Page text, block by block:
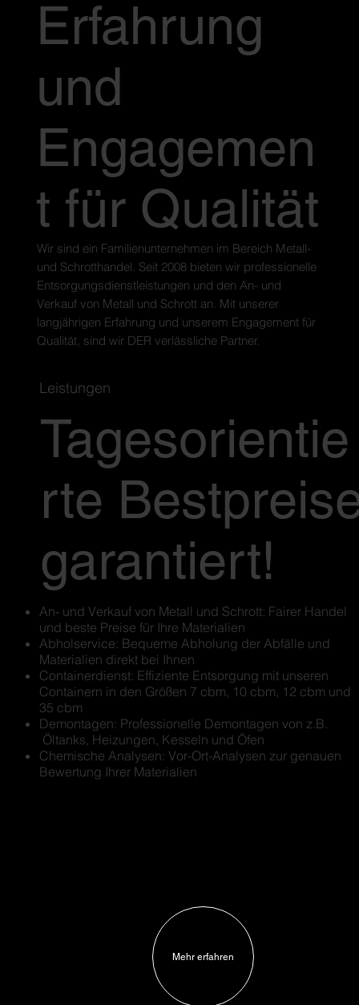
Erfahrung
und
Engagemen
t für Qualität
Wir sind ein Familienunternehmen im Bereich Metall-
und Schrotthandel. Seit 2008 bieten wir professionelle
Entsorgungsdienstleistungen und den An- und
Verkauf von Metall und Schrott an. Mit unserer
langjährigen Erfahrung und unserem Engagement für
Qualität, sind wir DER verlässliche Partner.
Leistungen
Tagesorientie
rte
garantiert!
An- und Verkauf von Metall und Schrott: Fairer Handel
und beste Preise für Ihre Materialien
Abholservice: Bequeme Abholung der Abfälle und
Materialien direkt bei Ihnen
Containerdienst: Effiziente Entsorgung mit unseren
Containern in den Größen 7 cbm, 10 cbm, 12 cbm und
35 cbm
Demontagen: Professionelle Demontagen von z.B.
Öltanks, Heizungen, Kesseln und Öfen
Chemische Analysen: Vor-Ort-Analysen zur genauen
Bewertung Ihrer Materialien
Mehr erfahren